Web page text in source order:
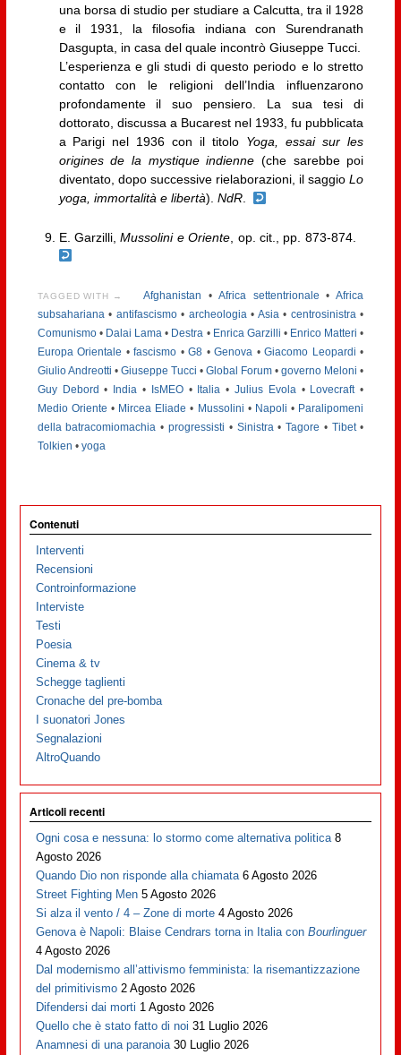
una borsa di studio per studiare a Calcutta, tra il 1928
e il 1931, la filosofia indiana con Surendranath
Dasgupta, in casa del quale incontrò Giuseppe Tucci.
L’esperienza e gli studi di questo periodo e lo stretto
contatto con le religioni dell’India influenzarono
profondamente il suo pensiero. La sua tesi di
dottorato, discussa a Bucarest nel 1933, fu pubblicata
a Parigi nel 1936 con il titolo Yoga, essai sur les
origines de la mystique indienne (che sarebbe poi
diventato, dopo successive rielaborazioni, il saggioLo
yoga, immortalità e libertà). NdR.
E. Garzilli,Mussolini e Oriente , op. cit., pp. 873-874.
TAGGED WITH → Afghanistan • Africa settentrionale •Africa
subsahariana• antifascismo• archeologia• Asia• centrosinistra•
Comunismo• Dalai Lama • Destra • Enrica Garzilli • Enrico Matteri •
Europa Orientale •fascismo •G8 •Genova •Giacomo Leopardi •
Giulio Andreotti • Giuseppe Tucci •Global Forum •governo Meloni •
Guy Debord • India • IsMEO• Italia •Julius Evola• Lovecraft•
Medio Oriente • Mircea Eliade • Mussolini • Napoli • Paralipomeni
della batracomiomachia • progressisti • Sinistra•Tagore • Tibet•
Tolkien • yoga
Contenuti
Interventi
Recensioni
Controinformazione
Interviste
Testi
Poesia
Cinema & tv
Schegge taglienti
Cronache del pre-bomba
I suonatori Jones
Segnalazioni
AltroQuando
Articoli recenti
Ogni cosa e nessuna: lo stormo come alternativa politica 8
Agosto 2026
Quando Dio non risponde alla chiamata 6 Agosto 2026
Street Fighting Men 5 Agosto 2026
Si alza il vento / 4 – Zone di morte 4 Agosto 2026
Genova è Napoli: Blaise Cendrars torna in Italia conBourlinguer
4 Agosto 2026
Dal modernismo all’attivismo femminista: la risemantizzazione
del primitivismo 2 Agosto 2026
Difendersi dai morti 1 Agosto 2026
Quello che è stato fatto di noi 31 Luglio 2026
Anamnesi di una paranoia 30 Luglio 2026